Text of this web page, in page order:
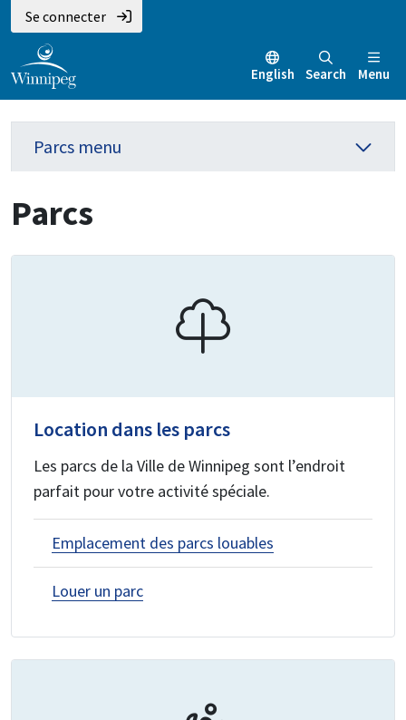
Se connecter
English Search Menu
Parcs menu
Parcs
Location dans les parcs
Les parcs de la Ville de Winnipeg sont l’endroit
parfait pour votre activité spéciale.
Emplacement des parcs louables
Louer un parc